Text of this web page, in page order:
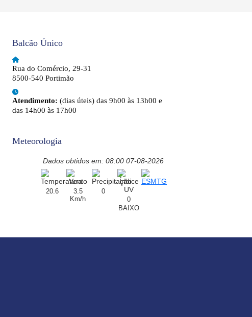
Balcão Único
Rua do Comércio, 29-31
8500-540 Portimão
Atendimento: (dias úteis) das 9h00 às 13h00 e
das 14h00 às 17h00
Meteorologia
Dados obtidos em: 08:00 07-08-2026
20.6
3.5
Km/h
0
0
BAIXO